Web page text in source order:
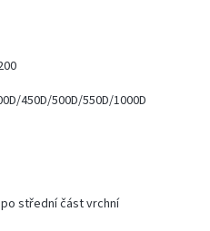
450D/500D/550D/1000D
střední část vrchní